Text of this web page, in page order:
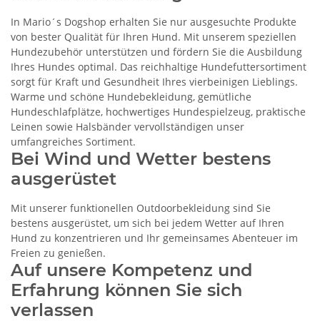
In Mario´s Dogshop erhalten Sie nur ausgesuchte Produkte
von bester Qualität für Ihren Hund. Mit unserem speziellen
Hundezubehör unterstützen und fördern Sie die Ausbildung
Ihres Hundes optimal. Das reichhaltige Hundefuttersortiment
sorgt für Kraft und Gesundheit Ihres vierbeinigen Lieblings.
Warme und schöne Hundebekleidung, gemütliche
Hundeschlafplätze, hochwertiges Hundespielzeug, praktische
Leinen sowie Halsbänder vervollständigen unser
umfangreiches Sortiment.
Bei Wind und Wetter bestens
ausgerüstet
Mit unserer funktionellen Outdoorbekleidung sind Sie
bestens ausgerüstet, um sich bei jedem Wetter auf Ihren
Hund zu konzentrieren und Ihr gemeinsames Abenteuer im
Freien zu genießen.
Auf unsere Kompetenz und
Erfahrung können Sie sich
verlassen